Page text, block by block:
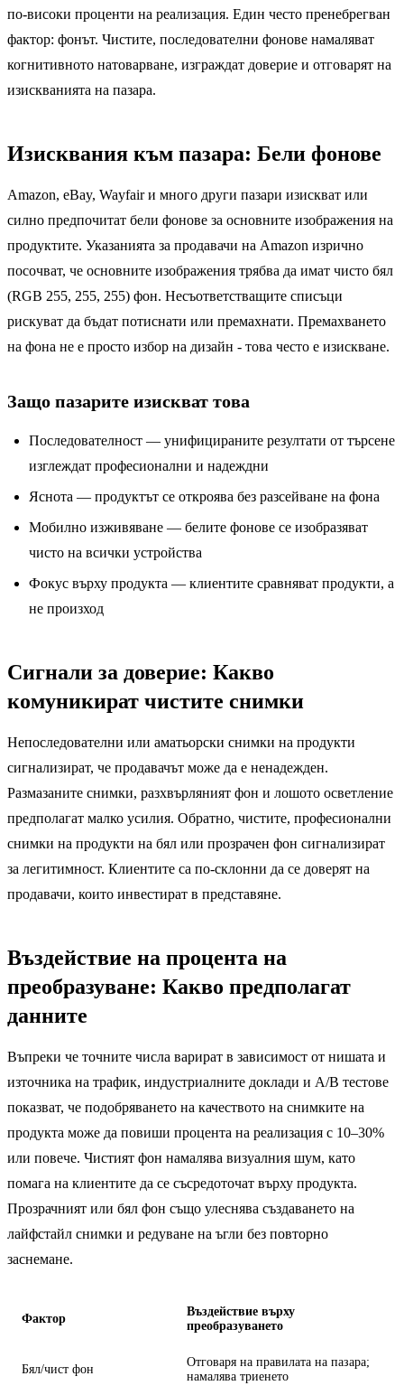
по-високи проценти на реализация. Един често пренебрегван
фактор: фонът. Чистите, последователни фонове намаляват
когнитивното натоварване, изграждат доверие и отговарят на
изискванията на пазара.
Изисквания към пазара: Бели фонове
Amazon, eBay, Wayfair и много други пазари изискват или
силно предпочитат бели фонове за основните изображения на
продуктите. Указанията за продавачи на Amazon изрично
посочват, че основните изображения трябва да имат чисто бял
(RGB 255, 255, 255) фон. Несъответстващите списъци
рискуват да бъдат потиснати или премахнати. Премахването
на фона не е просто избор на дизайн - това често е изискване.
Защо пазарите изискват това
Последователност — унифицираните резултати от търсене
изглеждат професионални и надеждни
Яснота — продуктът се откроява без разсейване на фона
Мобилно изживяване — белите фонове се изобразяват
чисто на всички устройства
Фокус върху продукта — клиентите сравняват продукти, а
не произход
Сигнали за доверие: Какво
комуникират чистите снимки
Непоследователни или аматьорски снимки на продукти
сигнализират, че продавачът може да е ненадежден.
Размазаните снимки, разхвърляният фон и лошото осветление
предполагат малко усилия. Обратно, чистите, професионални
снимки на продукти на бял или прозрачен фон сигнализират
за легитимност. Клиентите са по-склонни да се доверят на
продавачи, които инвестират в представяне.
Въздействие на процента на
преобразуване: Какво предполагат
данните
Въпреки че точните числа варират в зависимост от нишата и
източника на трафик, индустриалните доклади и A/B тестове
показват, че подобряването на качеството на снимките на
продукта може да повиши процента на реализация с 10–30%
или повече. Чистият фон намалява визуалния шум, като
помага на клиентите да се съсредоточат върху продукта.
Прозрачният или бял фон също улеснява създаването на
лайфстайл снимки и редуване на ъгли без повторно
заснемане.
Фактор
Въздействие върху
преобразуването
Бял/чист фон
Отговаря на правилата на пазара;
намалява триенето